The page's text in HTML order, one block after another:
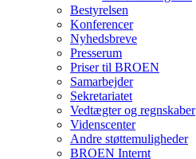
Bestyrelsen
Konferencer
Nyhedsbreve
Presserum
Priser til BROEN
Samarbejder
Sekretariatet
Vedtægter og regnskaber
Videnscenter
Andre støttemuligheder
BROEN Internt